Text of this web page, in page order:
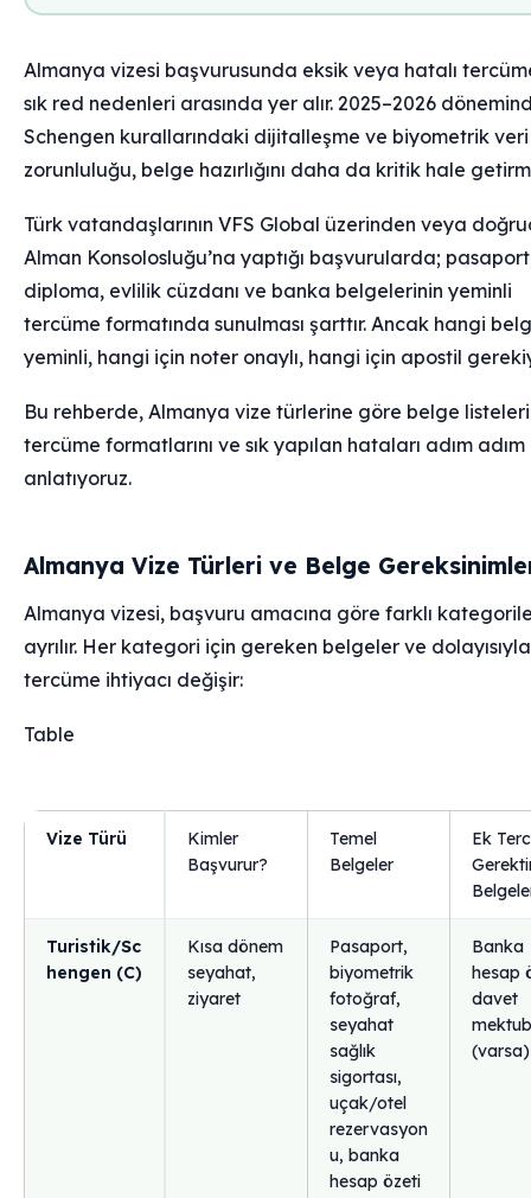
Almanya vizesi başvurusunda eksik veya hatalı
sık red nedenleri arasında yer alır. 2025–2026
Schengen kurallarındaki dijitalleşme ve biyometrik veri
zorunluluğu, belge hazırlığını daha da kritik hale
Türk vatandaşlarının VFS Global üzerinden veya
Alman Konsolosluğu’na yaptığı başvurularda;
diploma, evlilik cüzdanı ve banka belgelerinin yeminli
tercüme formatında sunulması şarttır. Ancak hangi
yeminli, hangi için noter onaylı, hangi için apostil
Bu rehberde, Almanya vize türlerine göre belge
tercüme formatlarını ve sık yapılan hataları adım adım
anlatıyoruz.
Almanya Vize Türleri ve Belge
Almanya vizesi, başvuru amacına göre farklı
ayrılır. Her kategori için gereken belgeler ve dolayısıyla
tercüme ihtiyacı değişir:
Table
Vize Türü
Kimler
Başvurur?
Temel
Belgeler
Ek
Turistik/Sc
hengen (C)
Kısa dönem
seyahat,
ziyaret
Pasaport,
biyometrik
fotoğraf,
seyahat
sağlık
sigortası,
uçak/otel
rezervasyon
u, banka
hesap özeti
Banka
hesap
davet
(varsa)